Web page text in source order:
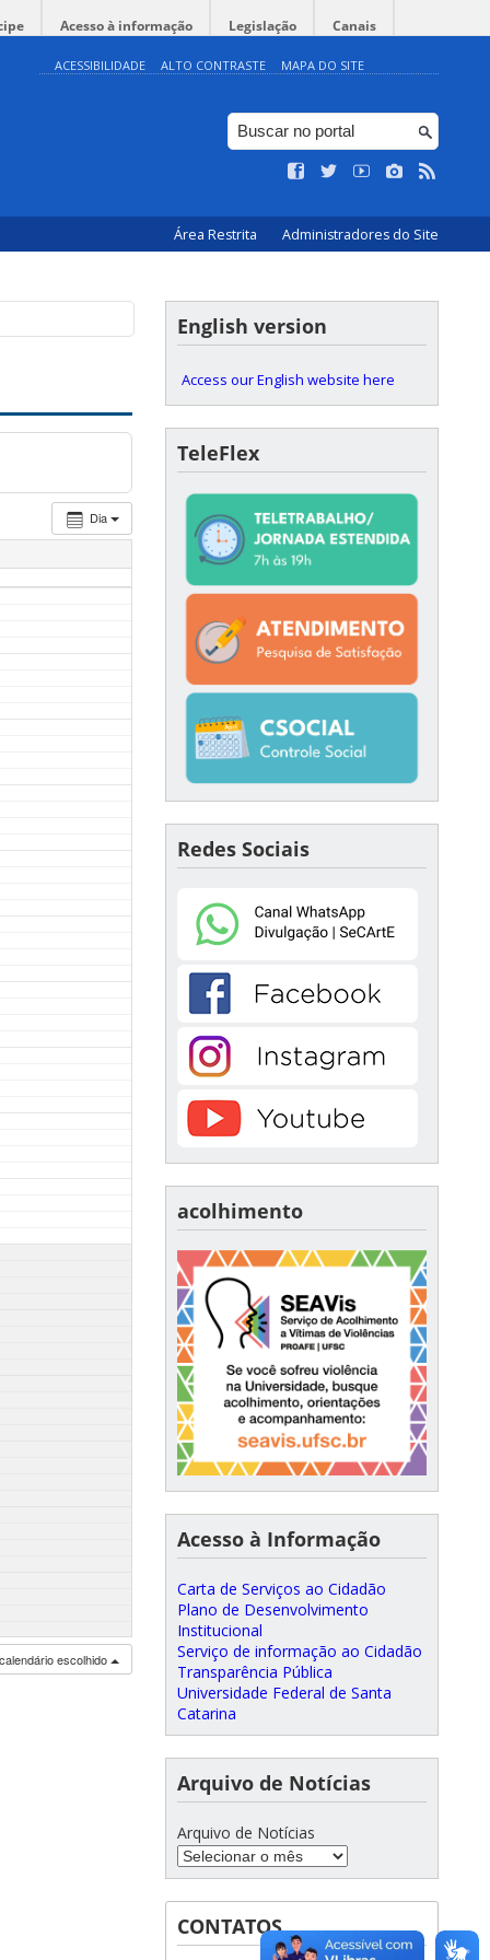
Acesso à informação Legislação Canais
ACESSIBILIDADE ALTO CONTRASTE MAPA DO SITE
Área Restrita Administradores do Site
Dia
escolhido
English version
Access our English website here
TeleFlex
Redes Sociais
acolhimento
Acesso à Informação
Carta de Serviços ao Cidadão
Plano de Desenvolvimento
Institucional
Serviço de informação ao Cidadão
Transparência Pública
Universidade Federal de Santa
Catarina
Arquivo de Notícias
Arquivo de Notícias
CONTATOS